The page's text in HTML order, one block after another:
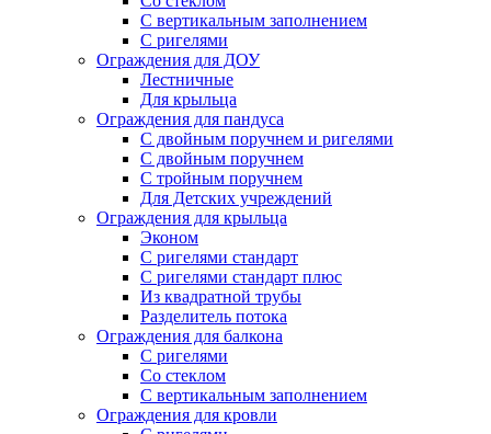
С вертикальным заполнением
С ригелями
Ограждения для ДОУ
Лестничные
Для крыльца
Ограждения для пандуса
С двойным поручнем и ригелями
С двойным поручнем
С тройным поручнем
Для Детских учреждений
Ограждения для крыльца
Эконом
С ригелями стандарт
С ригелями стандарт плюс
Из квадратной трубы
Разделитель потока
Ограждения для балкона
С ригелями
Со стеклом
С вертикальным заполнением
Ограждения для кровли